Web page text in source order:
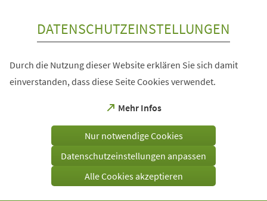
DATENSCHUTZEINSTELLUNGEN
Durch die Nutzung dieser Website erklären Sie sich damit
einverstanden, dass diese Seite Cookies verwendet.
Mehr Infos
(Öffnet
einem
Tab)
Nur notwendige Cookies
Datenschutzeinstellungen anpassen
Alle Cookies akzeptieren